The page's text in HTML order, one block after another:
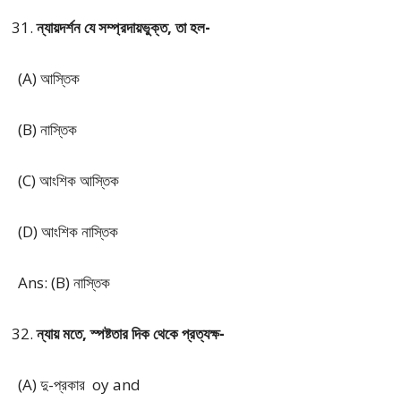
ন্যায়দর্শন যে সম্প্রদায়ভুক্ত, তা হল-
(A) আস্তিক
(B) নাস্তিক
(C) আংশিক আস্তিক
(D) আংশিক নাস্তিক
Ans: (B) নাস্তিক
ন্যায় মতে, স্পষ্টতার দিক থেকে প্রত্যক্ষ-
(A) দু-প্রকার oy and